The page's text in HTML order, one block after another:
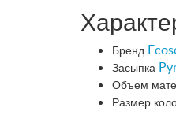
Бренд
Засыпка
Объем
Размер